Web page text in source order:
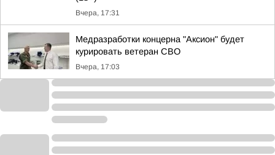
Вчера, 17:31
Медразработки концерна "Аксион" будет
курировать ветеран СВО
Вчера, 17:03